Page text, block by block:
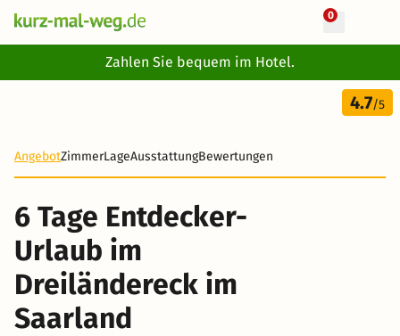
0
Zahlen Sie bequem im Hotel.
6 Tage
560 €
4.7/5
AngebotZimmerLageAusstattungBewertungen
6 Tage Entdecker-
Urlaub im
Dreiländereck im
Saarland